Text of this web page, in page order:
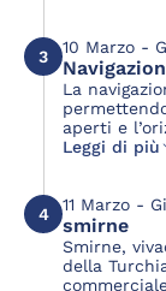
3 10 Marzo -
La
aperti e
Leggi di più
4 11 Marzo -
smirne
Smirne,
della